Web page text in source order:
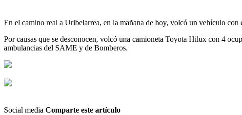
En el camino real a Uribelarrea, en la mañana de hoy, volcó un vehículo
Por causas que se desconocen, volcó una camioneta Toyota Hilux con 4
ambulancias del SAME y de Bomberos.
Social media Comparte este artículo